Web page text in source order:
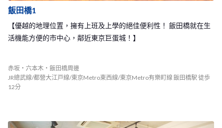
飯田橋1
【優越的地理位置，擁有上班及上學的絕佳便利性！ 飯田橋就在生
活機能方便的市中心，鄰近東京巨蛋城！】
赤坂・六本木・飯田橋周邊
JR總武線/都營大江戸線/東京Metro東西線/東京Metro有樂町線 飯田橋駅 徒歩
12分